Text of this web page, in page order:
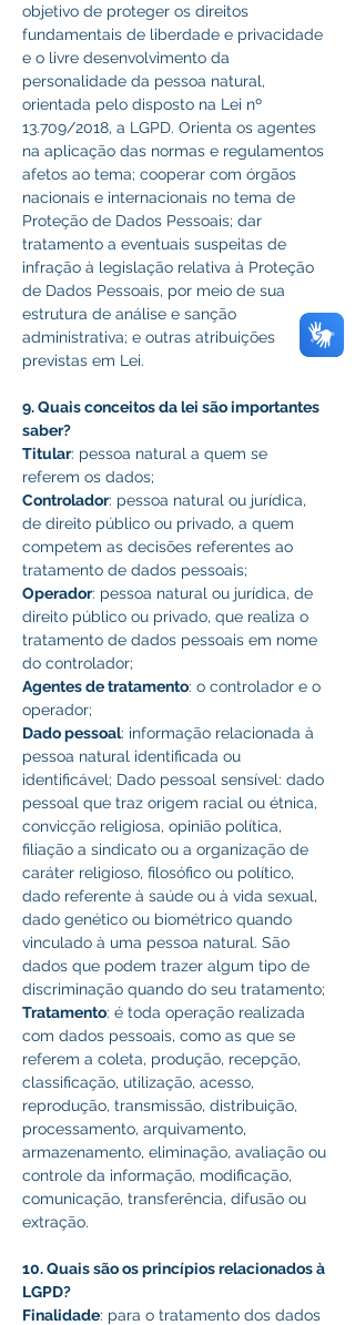
objetivo de proteger os direitos
fundamentais de liberdade e privacidade
e o livre desenvolvimento da
personalidade da pessoa natural,
orientada pelo disposto na Lei nº
13.709/2018, a LGPD. Orienta os agentes
na aplicação das normas e regulamentos
afetos ao tema; cooperar com órgãos
nacionais e internacionais no tema de
Proteção de Dados Pessoais; dar
tratamento a eventuais suspeitas de
infração à legislação relativa à Proteção
de Dados Pessoais, por meio de sua
estrutura de análise e sanção
administrativa; e outras atribuições
previstas em Lei.
9. Quais conceitos da lei são importantes
saber?
Titular: pessoa natural a quem se
referem os dados;
Controlador: pessoa natural ou jurídica,
de direito público ou privado, a quem
competem as decisões referentes ao
tratamento de dados pessoais;
Operador: pessoa natural ou jurídica, de
direito público ou privado, que realiza o
tratamento de dados pessoais em nome
do controlador;
Agentes de tratamento: o controlador e o
operador;
Dado pessoal: informação relacionada à
pessoa natural identificada ou
identificável; Dado pessoal sensível: dado
pessoal que traz origem racial ou étnica,
convicção religiosa, opinião política,
filiação a sindicato ou a organização de
caráter religioso, filosófico ou político,
dado referente à saúde ou à vida sexual,
dado genético ou biométrico quando
vinculado à uma pessoa natural. São
dados que podem trazer algum tipo de
discriminação quando do seu tratamento;
Tratamento: é toda operação realizada
com dados pessoais, como as que se
referem a coleta, produção, recepção,
classificação, utilização, acesso,
reprodução, transmissão, distribuição,
processamento, arquivamento,
armazenamento, eliminação, avaliação ou
controle da informação, modificação,
comunicação, transferência, difusão ou
extração.
10. Quais são os princípios relacionados à
LGPD?
Finalidade: para o tratamento dos dados